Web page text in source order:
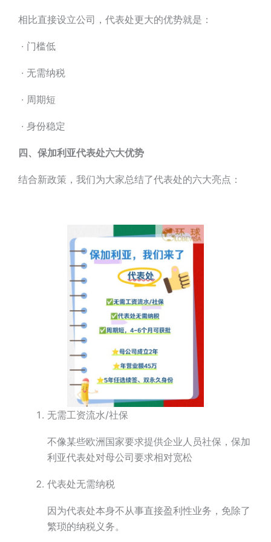
相比直接设立公司，代表处更大的优势就是：
· 门槛低
· 无需纳税
· 周期短
· 身份稳定
四、保加利亚代表处六大优势
结合新政策，我们为大家总结了代表处的六大亮点：
无需工资流水/社保
不像某些欧洲国家要求提供企业人员社保，保加
利亚代表处对母公司要求相对宽松
代表处无需纳税
因为代表处本身不从事直接盈利性业务，免除了
繁琐的纳税义务。